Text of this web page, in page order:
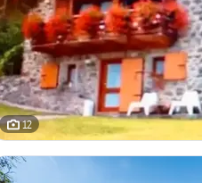
12